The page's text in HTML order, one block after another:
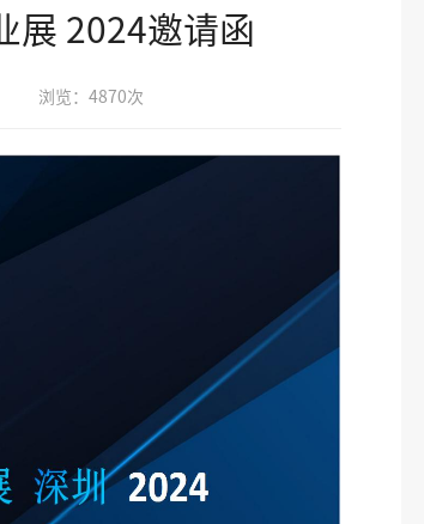
展 2024邀请函
浏览：4870次